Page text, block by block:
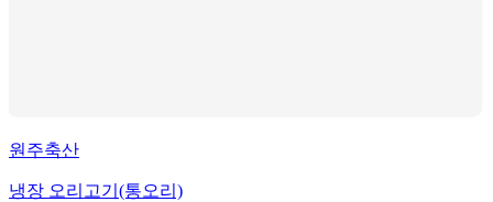
원주축산
냉장 오리고기(통오리)